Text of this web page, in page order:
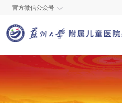
官方微信公众号